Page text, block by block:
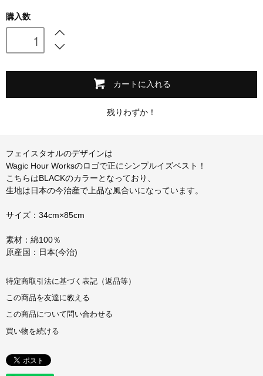
会場限定グッズ
購入数
カートに入れる
残りわずか！
フェイスタオルのデザインは
Wagic Hour Worksのロゴで正にシンプルイズベスト！
こちらはBLACKのカラーとなっており、
生地は日本の今治産で上品な風合いになっています。
サイズ：34cm×85cm
素材：綿100％
原産国：日本(今治)
特定商取引法に基づく表記（返品等）
この商品を友達に教える
この商品について問い合わせる
買い物を続ける